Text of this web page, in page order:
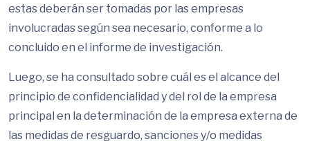
estas deberán ser tomadas por las empresas
involucradas según sea necesario, conforme a lo
concluido en el informe de investigación.
Luego, se ha consultado sobre cuál es el alcance del
principio de confidencialidad y del rol de la empresa
principal en la determinación de la empresa externa de
las medidas de resguardo, sanciones y/o medidas